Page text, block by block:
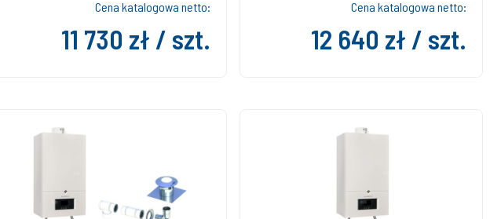
Cena katalogowa netto:
11 730 zł / szt.
Cena katalogowa netto:
12 640 zł / szt.